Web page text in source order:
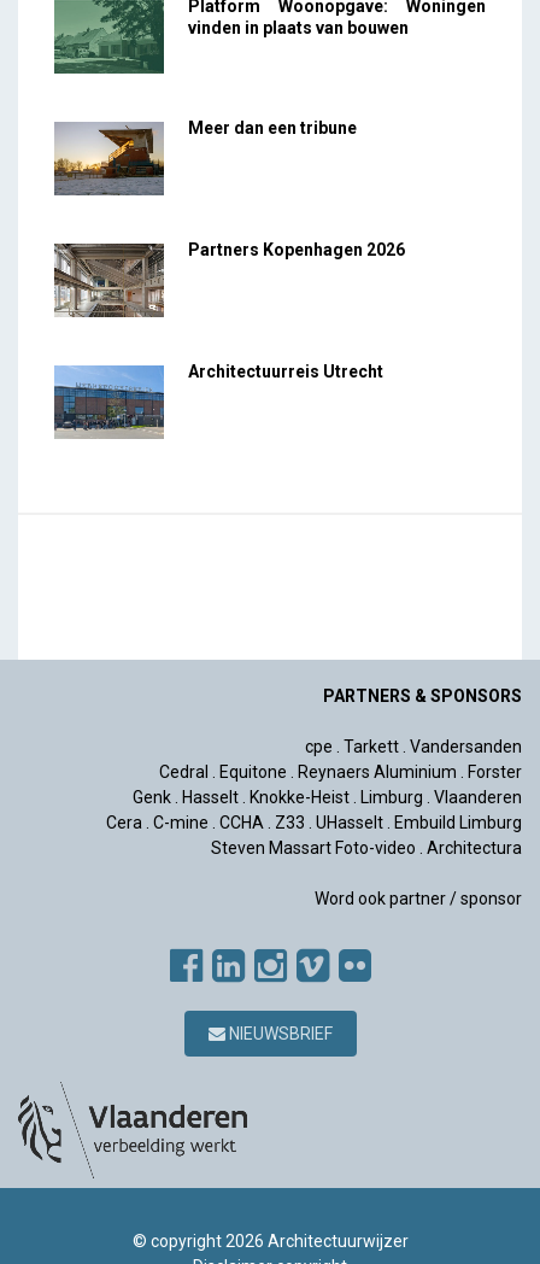
Platform Woonopgave: Woningen
vinden in plaats van bouwen
Meer dan een tribune
Partners Kopenhagen 2026
Architectuurreis Utrecht
PARTNERS & SPONSORS
cpe Tarkett Vandersanden
Cedral
Equitone Reynaers Aluminium
Forster
Genk
Hasselt Knokke-Heist Limburg
Vlaanderen
Cera
C-mine CCHA Z33 UHasselt
Embuild Limburg
Steven Massart Foto-video
Architectura
Word ook partner / sponsor
NIEUWSBRIEF
© copyright 2026 Architectuurwijzer